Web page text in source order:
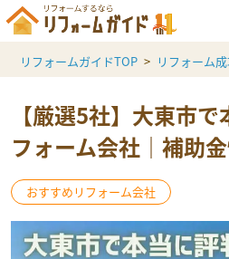
リフォームガイドTOP リフォーム
【厳選5社】大東市
フォーム会社｜補助
おすすめリフォーム会社